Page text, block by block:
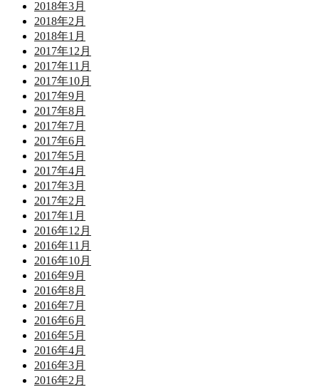
2018年3月
2018年2月
2018年1月
2017年12月
2017年11月
2017年10月
2017年9月
2017年8月
2017年7月
2017年6月
2017年5月
2017年4月
2017年3月
2017年2月
2017年1月
2016年12月
2016年11月
2016年10月
2016年9月
2016年8月
2016年7月
2016年6月
2016年5月
2016年4月
2016年3月
2016年2月